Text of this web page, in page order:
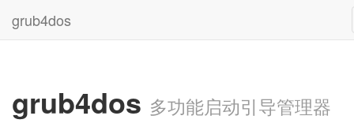
grub4dos
grub4dos 多功能启动引导管理器